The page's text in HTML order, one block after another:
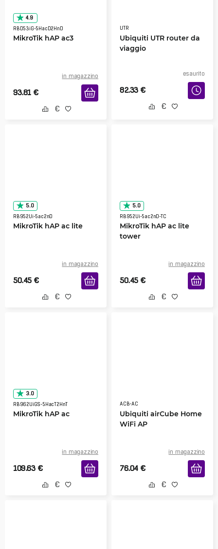
4.9
RBD53iG-5HacD2HnD
MikroTik hAP ac3
in magazzino
93.81 €
UTR
Ubiquiti UTR router da
viaggio
esaurito
82.33 €
5.0
RB952Ui-5ac2nD
MikroTik hAP ac lite
in magazzino
50.45 €
5.0
RB952Ui-5ac2nD-TC
MikroTik hAP ac lite
tower
in magazzino
50.45 €
3.0
RB962UiGS-5HacT2HnT
MikroTik hAP ac
in magazzino
109.63 €
ACB-AC
Ubiquiti airCube Home
WiFi AP
in magazzino
76.04 €